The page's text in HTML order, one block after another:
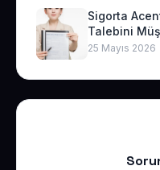
Sigorta
Talebini
25 Mayıs 2026